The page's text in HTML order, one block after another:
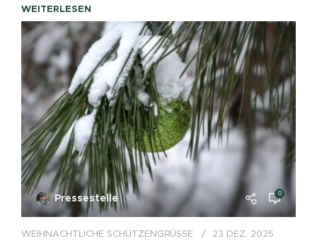
WEITERLESEN
Pressestelle
0
WEIHNACHTLICHE SCHÜTZENGRÜSSE 23 DEZ. 2025